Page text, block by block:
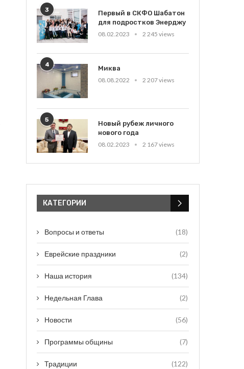
3
Первый в СКФО Шабатон
для подростков Энерджу
08.02.2023
2 245 views
4
Миква
08.08.2022
2 207 views
5
Новый рубеж личного
нового года
08.02.2023
2 167 views
КАТЕГОРИИ
Вопросы и ответы (18)
Еврейские праздники (2)
Наша история (134)
Недельная Глава (2)
Новости (56)
Программы общины (7)
Традиции (122)